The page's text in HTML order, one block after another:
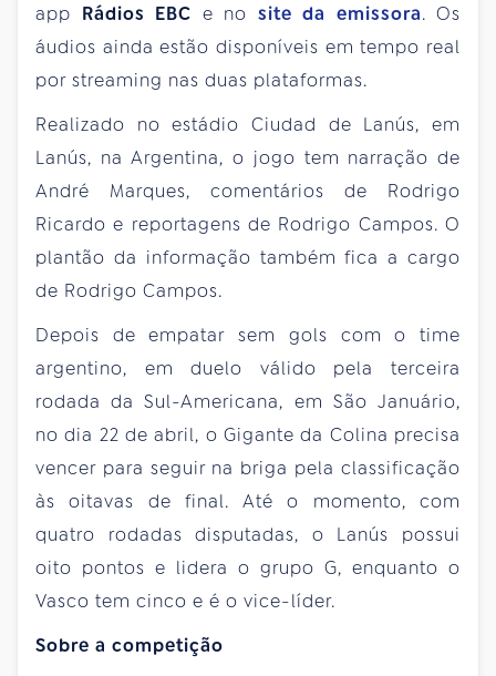
app Rádios EBC e no site da emissora. Os
áudios ainda estão disponíveis em tempo real
por streaming nas duas plataformas.
Realizado no estádio Ciudad de Lanús, em
Lanús, na Argentina, o jogo tem narração de
André Marques, comentários de Rodrigo
Ricardo e reportagens de Rodrigo Campos. O
plantão da informação também fica a cargo
de Rodrigo Campos.
Depois de empatar sem gols com o time
argentino, em duelo válido pela terceira
rodada da Sul-Americana, em São Januário,
no dia 22 de abril, o Gigante da Colina precisa
vencer para seguir na briga pela classificação
às oitavas de final. Até o momento, com
quatro rodadas disputadas, o Lanús possui
oito pontos e lidera o grupo G, enquanto o
Vasco tem cinco e é o vice-líder.
Sobre a competição